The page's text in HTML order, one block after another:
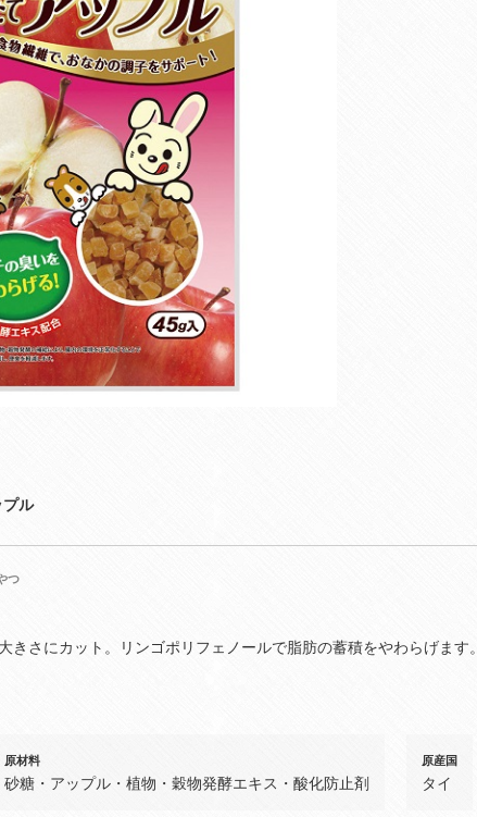
ル
つ
きさにカット。リンゴポリフェノールで脂肪の蓄積をやわらげます。
原材料
砂糖・アップル・植物・穀物発酵エキス・酸化防止剤
原産国
タイ